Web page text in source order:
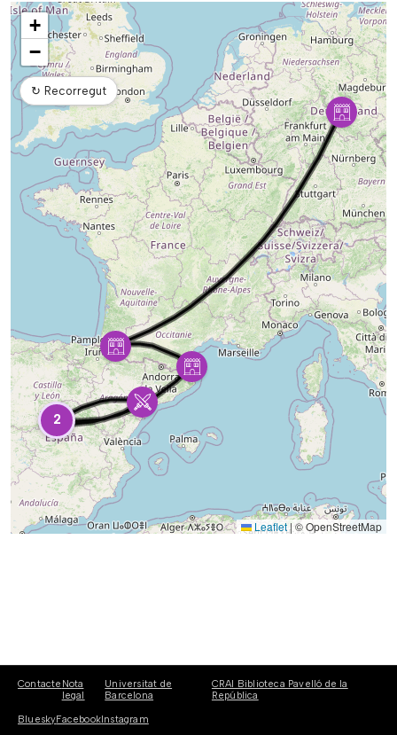
Mapa
2
+
−
↻ Recorregut
Leaflet| © OpenStreetMap
Contacte Nota
legal
Universitat de
Barcelona
CRAI Biblioteca Pavelló de la
República
BlueskyFacebookInstagram